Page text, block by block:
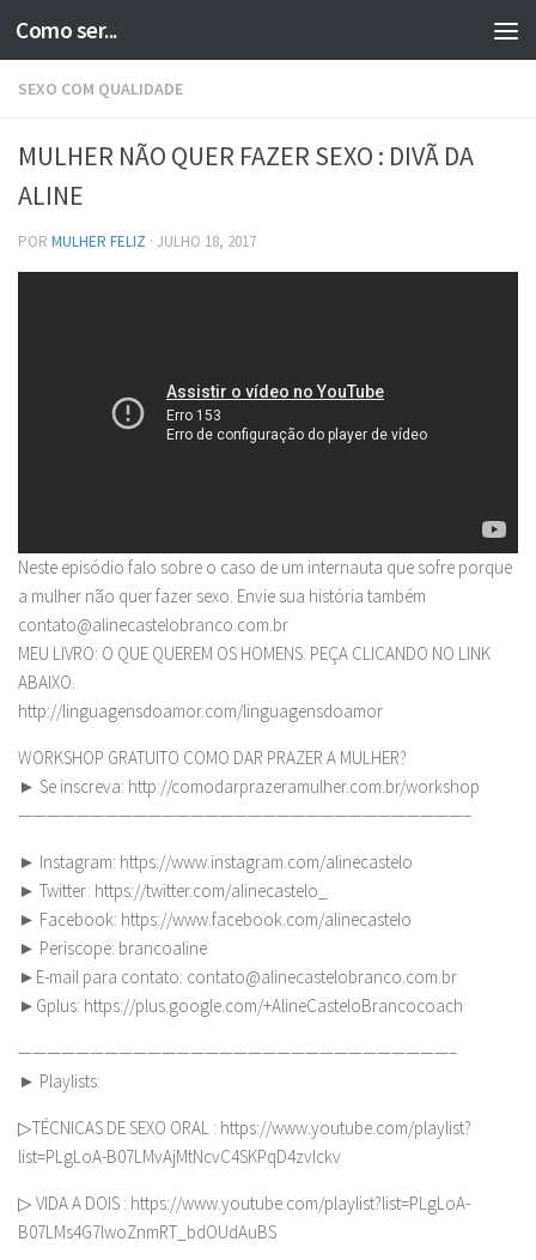
Skip to content
Como ser...
SEXO COM QUALIDADE
MULHER NÃO QUER FAZER SEXO : DIVÃ DA
ALINE
POR MULHER FELIZ · JULHO 18, 2017
Neste episódio falo sobre o caso de um internauta que sofre porque
a mulher não quer fazer sexo. Envie sua história também
contato@alinecastelobranco.com.br
MEU LIVRO: O QUE QUEREM OS HOMENS. PEÇA CLICANDO NO LINK
ABAIXO.
http://linguagensdoamor.com/linguagensdoamor
WORKSHOP GRATUITO COMO DAR PRAZER A MULHER?
► Se inscreva: http://comodarprazeramulher.com.br/workshop
———————————————————————————————–
► Instagram: https://www.instagram.com/alinecastelo
► Twitter: https://twitter.com/alinecastelo_
► Facebook: https://www.facebook.com/alinecastelo
► Periscope: brancoaline
►E-mail para contato: contato@alinecastelobranco.com.br
►Gplus: https://plus.google.com/+AlineCasteloBrancocoach
——————————————————————————————–
► Playlists:
▷TÉCNICAS DE SEXO ORAL : https://www.youtube.com/playlist?
list=PLgLoA-B07LMvAjMtNcvC4SKPqD4zvIckv
▷ VIDA A DOIS : https://www.youtube.com/playlist?list=PLgLoA-
B07LMs4G7lwoZnmRT_bdOUdAuBS